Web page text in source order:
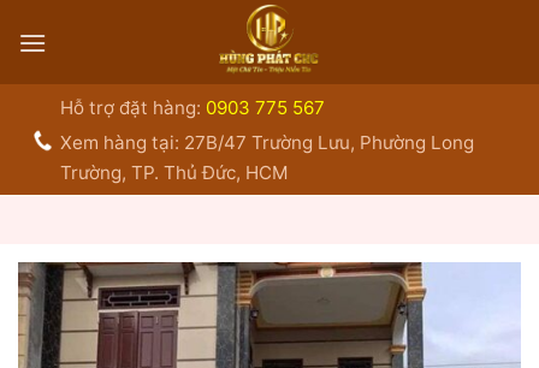
qua
Hỗ trợ đặt hàng: 0903 775 567
Xem hàng tại: 27B/47 Trường Lưu, Phường Long
Trường, TP. Thủ Đức, HCM